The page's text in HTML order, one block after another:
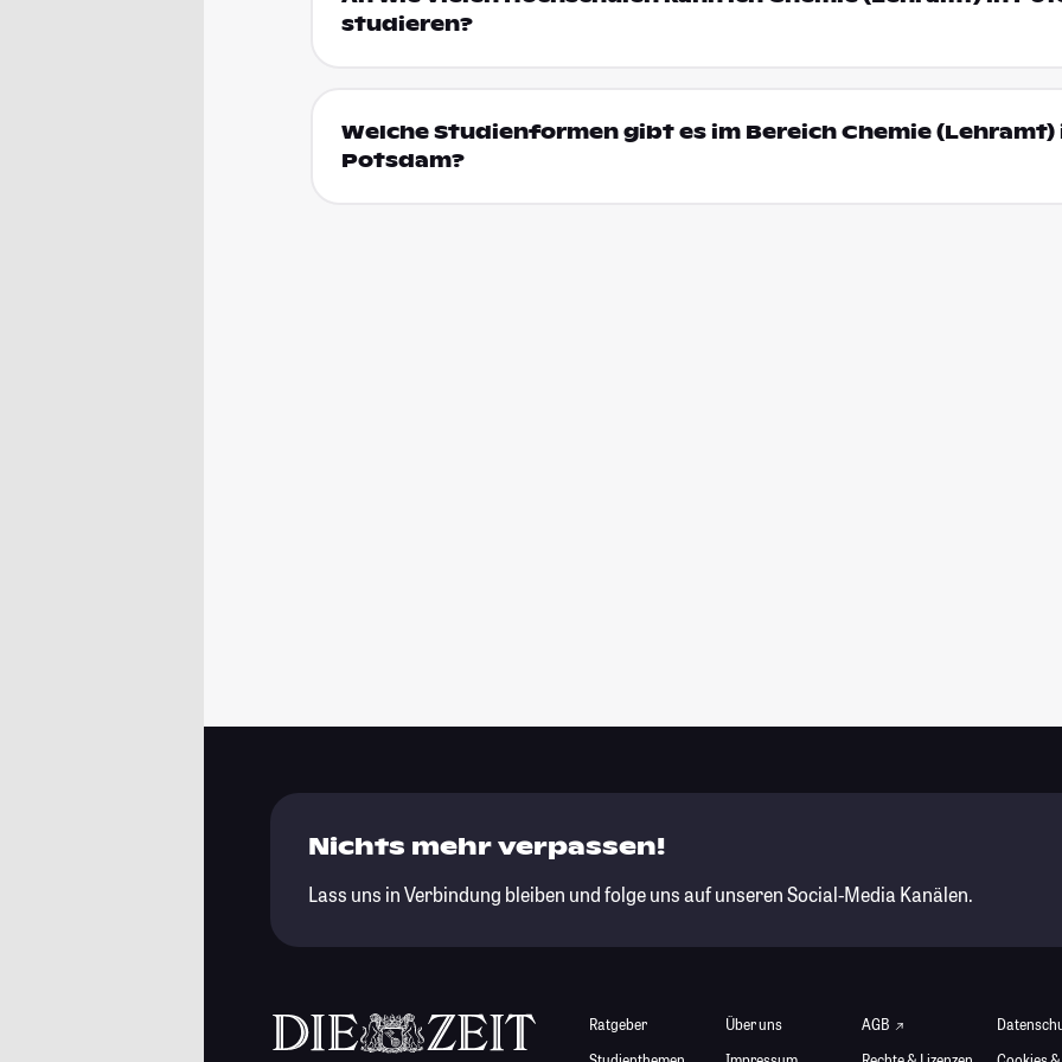
studieren?
Welche Studienformen gibt es im Bereich Chemie (Lehramt)
Potsdam?
Nichts mehr verpassen!
Lass uns in Verbindung bleiben und folge uns auf unseren Social-Media Kanälen.
Ratgeber
Über uns
AGB